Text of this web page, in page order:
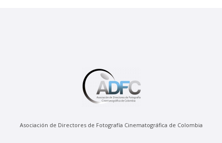
Asociación de Directores de Fotografía Cinematográfica de Colombia